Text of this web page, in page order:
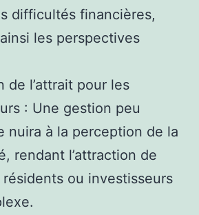
difficultés financières,
les perspectives
de l’attrait pour les
: Une gestion peu
nuira à la perception de la
rendant l’attraction de
ou investisseurs